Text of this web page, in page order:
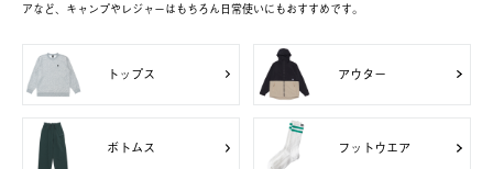
アなど、キャンプやレジャーはもちろん日常使いにもおすすめです。
トップス アウター
ボトムス フットウエア